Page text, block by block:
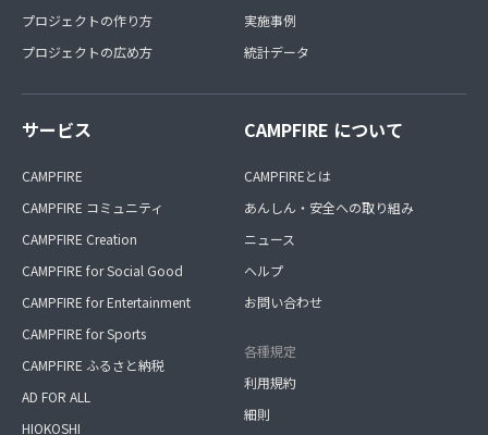
プロジェクトの作り方
プロジェクトの広め方
実施事例
統計データ
サービス
CAMPFIRE
CAMPFIRE コミュニティ
CAMPFIRE Creation
CAMPFIRE for Social Good
CAMPFIRE for Entertainment
CAMPFIRE for Sports
CAMPFIRE ふるさと納税
AD FOR ALL
HIOKOSHI
CAMPFIRE について
CAMPFIREとは
あんしん・安全への取り組み
ニュース
ヘルプ
お問い合わせ
各種規定
利用規約
細則